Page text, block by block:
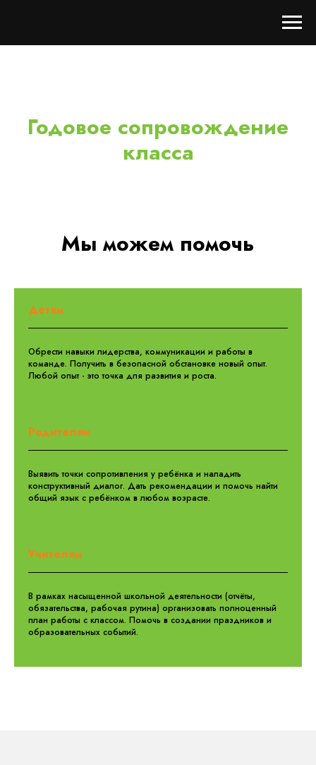
Годовое сопровождение
класса
Мы можем помочь
Детям
Обрести навыки лидерства, коммуникации и работы в
команде. Получить в безопасной обстановке новый опыт.
Любой опыт - это точка для развития и роста.
Родителям
Выявить точки сопротивления у ребёнка и наладить
конструктивный диалог. Дать рекомендации и помочь найти
общий язык с ребёнком в любом возрасте.
Учителям
В рамках насыщенной школьной деятельности (отчёты,
обязательства, рабочая рутина) организовать полноценный
план работы с классом. Помочь в создании праздников и
образовательных событий.